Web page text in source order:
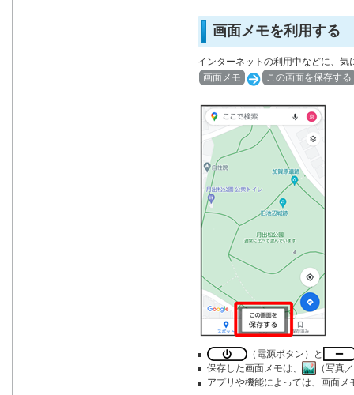
画面メモを利用する
インターネットの利用中などに、
画面メモ
この画面を保存する
（電源ボタン）と
保存した画面メモは、
（写真
アプリや機能によっては、画面